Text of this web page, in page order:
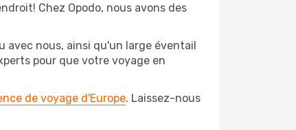
Chez Opodo, nous avons des
avec nous, ainsi qu'un large éventail
pour que votre voyage en
de voyage d'Europe. Laissez-nous